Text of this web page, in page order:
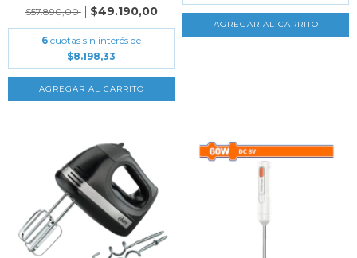
$57.890,00
$49.190,00
6 cuotas sin interés de
$8.198,33